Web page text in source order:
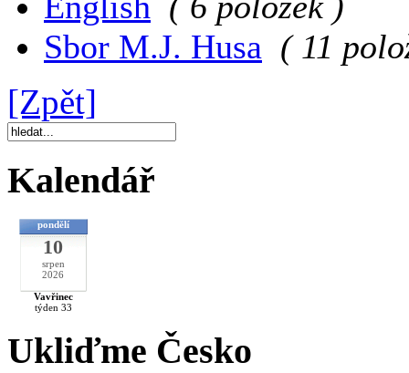
Sbor M.J. Husa ( 11
[Zpět]
Kalendář
pondělí
10
srpen
2026
Vavřinec
týden 33
Ukliďme Česko